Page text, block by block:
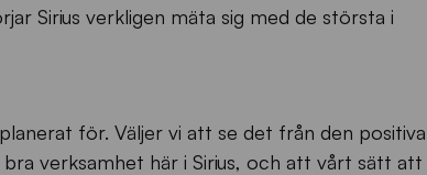
Sirius verkligen mäta sig med de största i
för. Väljer vi att se det från den positiva
verksamhet här i Sirius, och att vårt sätt att